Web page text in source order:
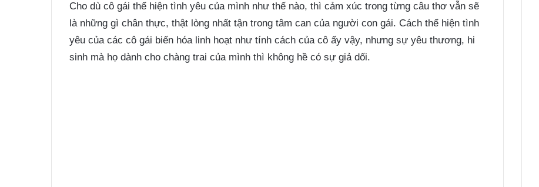
Cho dù cô gái thể hiện tình yêu của mình như thế nào, thì cảm xúc trong từng câu thơ vẫn sẽ
là những gì chân thực, thật lòng nhất tận trong tâm can của người con gái. Cách thể hiện tình
yêu của các cô gái biến hóa linh hoạt như tính cách của cô ấy vậy, nhưng sự yêu thương, hi
sinh mà họ dành cho chàng trai của mình thì không hề có sự giả dối.